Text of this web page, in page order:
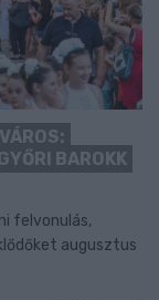
BAROKK
felvonulás,
augusztus